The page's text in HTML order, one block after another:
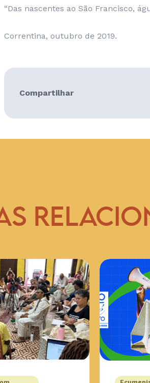
“Das nascentes ao São Francisco,
Correntina, outubro de 2019.
Compartilhar